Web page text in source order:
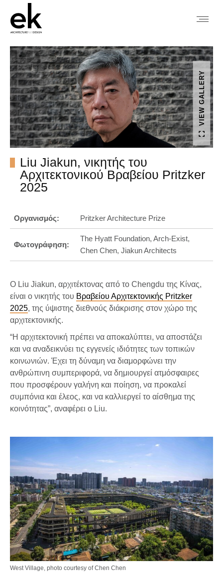
VIEW GALLERY
Liu Jiakun, νικητής του
Αρχιτεκτονικού Βραβείου Pritzker
2025
Οργανισμός: Pritzker Architecture Prize
Φωτογράφηση:
The Hyatt Foundation, Arch-Exist,
Chen Chen, Jiakun Architects
Ο Liu Jiakun, αρχιτέκτονας από το Chengdu της Κίνας,
είναι ο νικητής του Βραβείου Αρχιτεκτονικής Pritzker
2025, της ύψιστης διεθνούς διάκρισης στον χώρο της
αρχιτεκτονικής.
“Η αρχιτεκτονική πρέπει να αποκαλύπτει, να αποστάζει
και να αναδεικνύει τις εγγενείς ιδιότητες των τοπικών
κοινωνιών. Έχει τη δύναμη να διαμορφώνει την
ανθρώπινη συμπεριφορά, να δημιουργεί ατμόσφαιρες
που προσφέρουν γαλήνη και ποίηση, να προκαλεί
συμπόνια και έλεος, και να καλλιεργεί το αίσθημα της
κοινότητας”, αναφέρει ο Liu.
West Village, photo courtesy of Chen Chen